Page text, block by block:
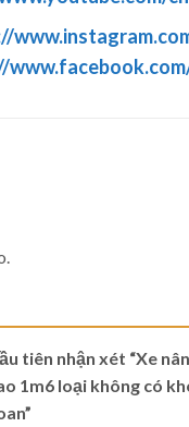
tiên nhận xét “Xe
1m6 loại không có